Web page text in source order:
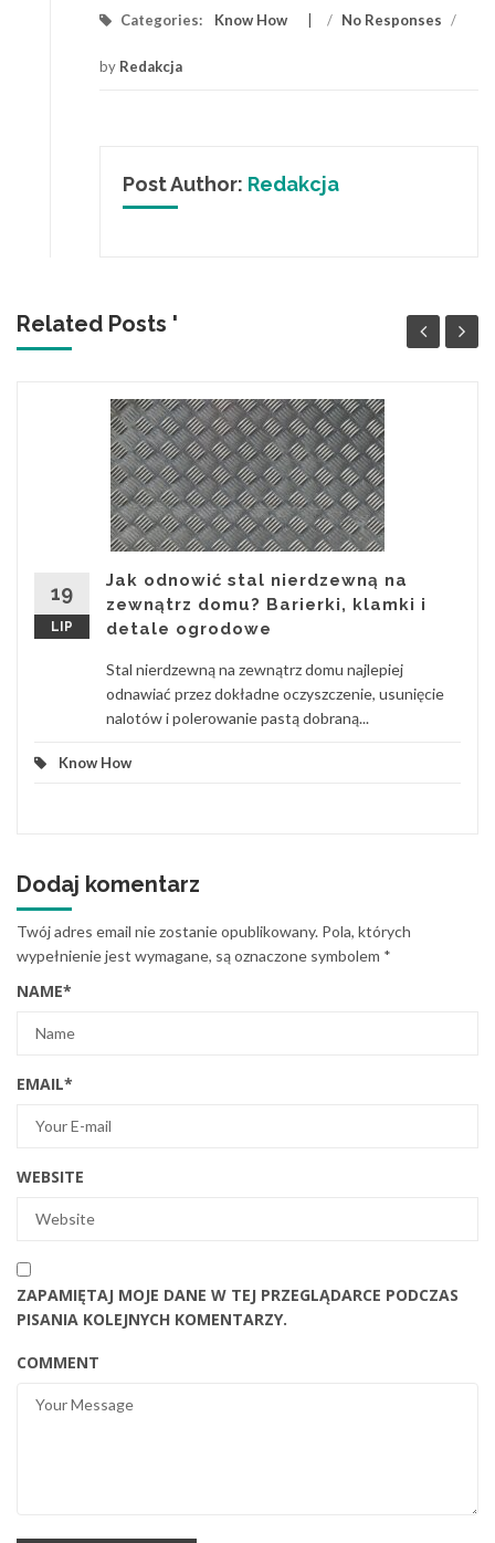
Categories: Know How / No Responses /
by Redakcja
Post Author: Redakcja
Related Posts '
19
LIP
Jak odnowić stal nierdzewną na
zewnątrz domu? Barierki, klamki i
detale ogrodowe
Stal nierdzewną na zewnątrz domu najlepiej
odnawiać przez dokładne oczyszczenie, usunięcie
nalotów i polerowanie pastą dobraną...
Know How
Dodaj komentarz
Twój adres email nie zostanie opublikowany. Pola, których
wypełnienie jest wymagane, są oznaczone symbolem *
NAME*
EMAIL*
WEBSITE
ZAPAMIĘTAJ MOJE DANE W TEJ PRZEGLĄDARCE PODCZAS
PISANIA KOLEJNYCH KOMENTARZY.
COMMENT